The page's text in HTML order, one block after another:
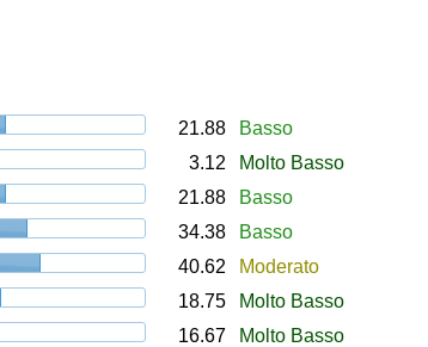
21.88
Basso
3.12
Molto Basso
21.88
Basso
34.38
Basso
40.62
Moderato
18.75
Molto Basso
16.67
Molto Basso